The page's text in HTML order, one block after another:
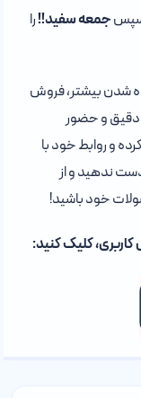
سپسجمعه سفید!!را
شدن بیشتر، فروش
دقیق و حضور
و روابط خود با
ندهید و از
خود باشید!
کلیک کنید: